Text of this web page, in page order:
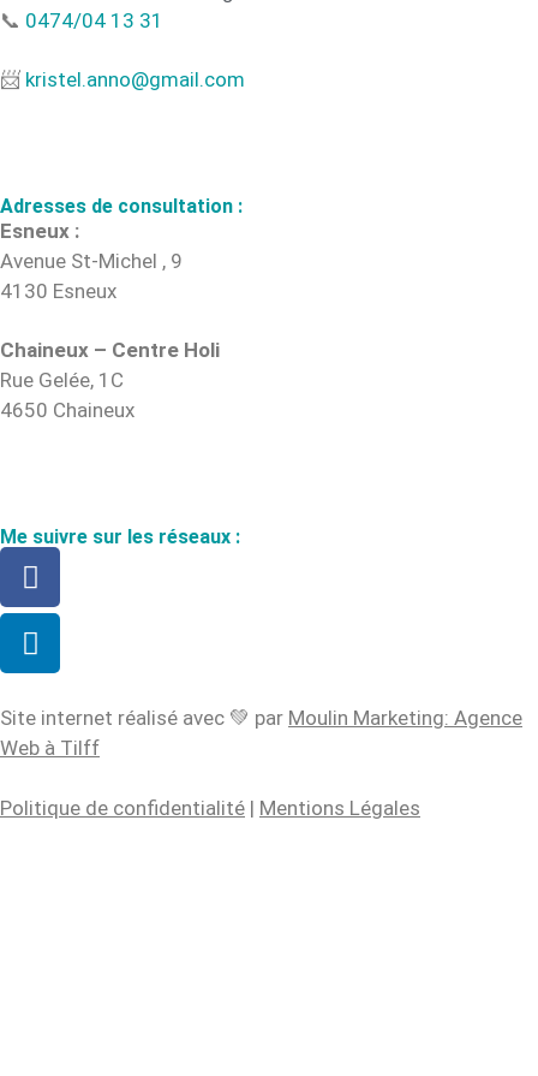
📞 0474/04 13 31
📨 kristel.anno@gmail.com
Adresses de consultation :
Esneux :
Avenue St-Michel , 9
4130 Esneux
Chaineux – Centre Holi
Rue Gelée, 1C
4650 Chaineux
Me suivre sur les réseaux :
Site internet réalisé avec 💚 par Moulin Marketing: Agence
Web à Tilff
Politique de confidentialité | Mentions Légales